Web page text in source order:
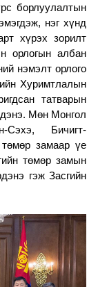
борлуулалтын
нэг хүнд
хүрэх зорилт
орлогын албан
нэмэлт орлого
Хуримтлалын
татварын
Мөн Монгол
Бичигт-
замаар үе
төмөр замын
гэж Засгийн